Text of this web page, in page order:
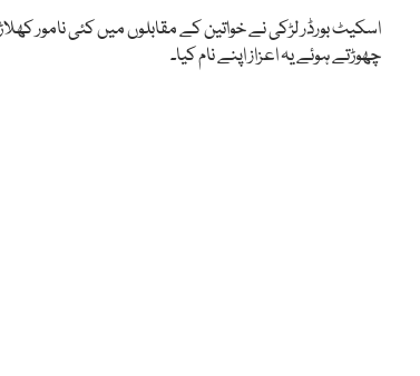
اسکیٹ بورڈر لڑکی نے خواتین کے مقابلوں میں کئی نامور
چھوڑتے ہوئے یہ اعزاز اپنے نام کیا۔